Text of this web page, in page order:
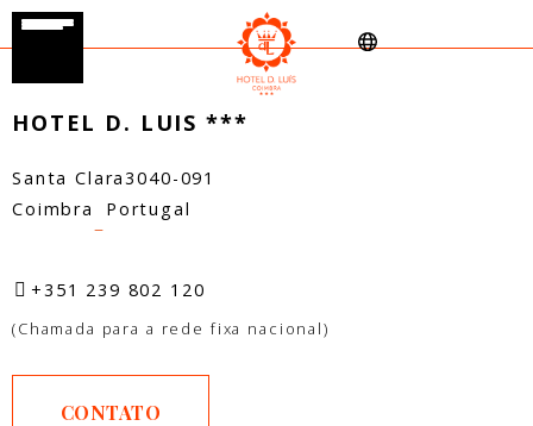
HOTEL D. LUIS ***
Santa Clara3040-091
Coimbra
–
Portugal
+351 239 802 120
(Chamada para a rede fixa nacional)
CONTATO